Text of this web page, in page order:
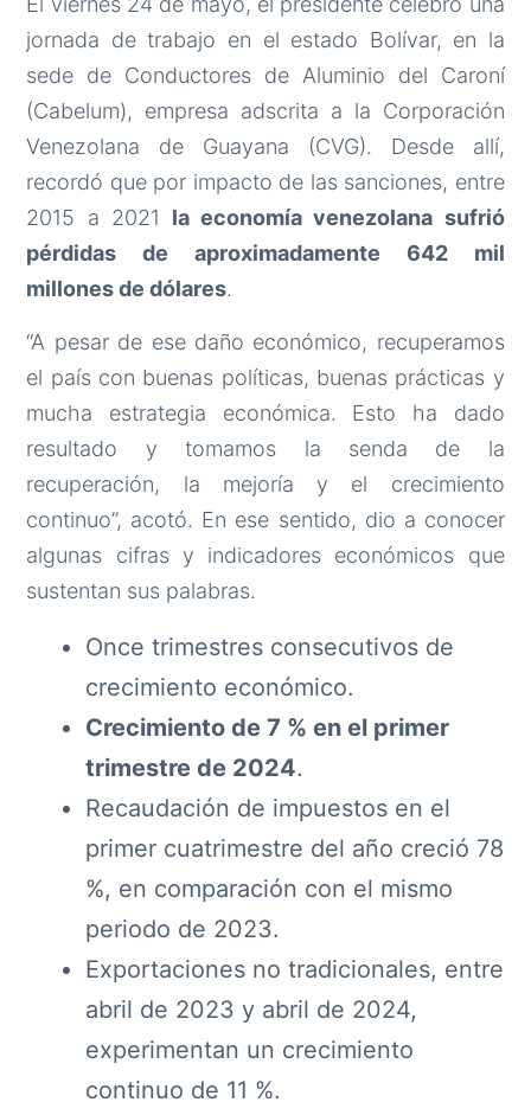
jornada de trabajo en el estado Bolívar, en la
sede de Conductores de Aluminio del Caroní
(Cabelum), empresa adscrita a la Corporación
Venezolana de Guayana (CVG). Desde allí,
recordó que por impacto de las sanciones, entre
2015 a 2021 la economía venezolana sufrió
pérdidas de aproximadamente 642 mil
millones de dólares.
“A pesar de ese daño económico, recuperamos
el país con buenas políticas, buenas prácticas y
mucha estrategia económica. Esto ha dado
resultado y tomamos la senda de la
recuperación, la mejoría y el crecimiento
continuo”, acotó. En ese sentido, dio a conocer
algunas cifras y indicadores económicos que
sustentan sus palabras.
Once trimestres consecutivos de
crecimiento económico.
Crecimiento de 7 % en el primer
trimestre de 2024.
Recaudación de impuestos en el
primer cuatrimestre del año creció 78
%, en comparación con el mismo
periodo de 2023.
Exportaciones no tradicionales, entre
abril de 2023 y abril de 2024,
experimentan un crecimiento
continuo de 11 %.